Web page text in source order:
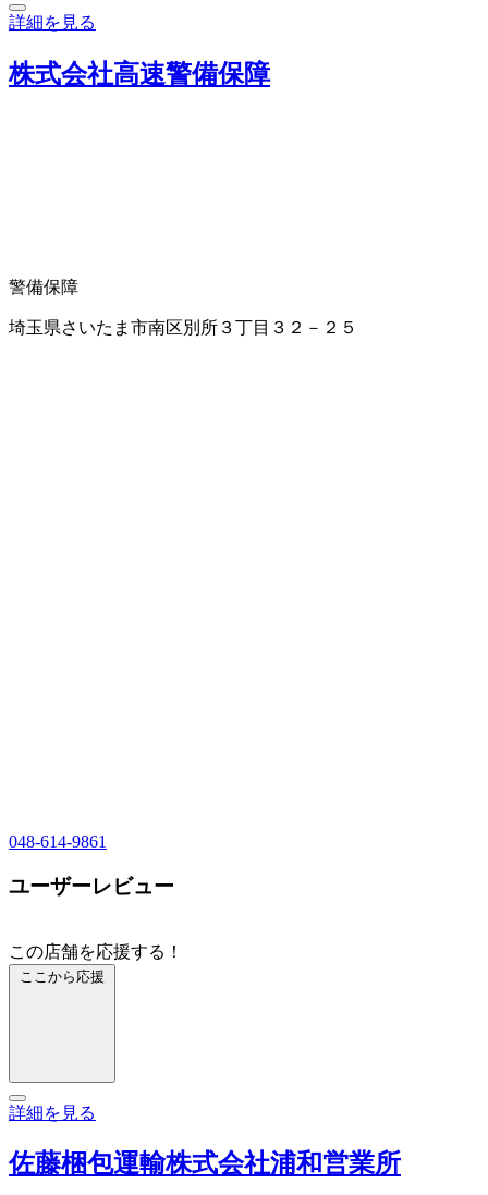
詳細を見る
株式会社高速警備保障
警備保障
埼玉県さいたま市南区別所３丁目３２－２５
048-614-9861
ユーザーレビュー
この店舗を応援する！
ここから応援
詳細を見る
佐藤梱包運輸株式会社浦和営業所